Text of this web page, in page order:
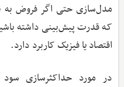
مدل‌سازی حتی اگر فروض به
که قدرت پیش‌بینی داشته
اقتصاد یا فیزیک کاربرد دارد.
در مورد حداکثرسازی